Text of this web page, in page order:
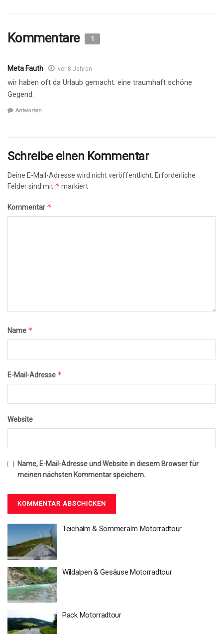
Kommentare 1
Meta Fauth vor 8 Jahren
wir haben oft da Urlaub gemacht. eine traumhaft schöne
Gegend.
Antworten
Schreibe einen Kommentar
Deine E-Mail-Adresse wird nicht veröffentlicht. Erforderliche
Felder sind mit * markiert
Kommentar *
Name *
E-Mail-Adresse *
Website
Name, E-Mail-Adresse und Website in diesem Browser für
meinen nächsten Kommentar speichern.
Teichalm & Sommeralm Motorradtour
Wildalpen & Gesäuse Motorradtour
Pack Motorradtour